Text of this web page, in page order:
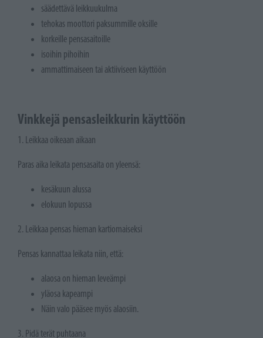
säädettävä leikkuukulma
tehokas moottori paksummille oksille
korkeille pensasaitoille
isoihin pihoihin
ammattimaiseen tai aktiiviseen käyttöön
Vinkkejä pensasleikkurin käyttöön
1. Leikkaa oikeaan aikaan
Paras aika leikata pensasaita on yleensä:
kesäkuun alussa
elokuun lopussa
2. Leikkaa pensas hieman kartiomaiseksi
Pensas kannattaa leikata niin, että:
alaosa on hieman leveämpi
yläosa kapeampi
Näin valo pääsee myös alaosiin.
3. Pidä terät puhtaana